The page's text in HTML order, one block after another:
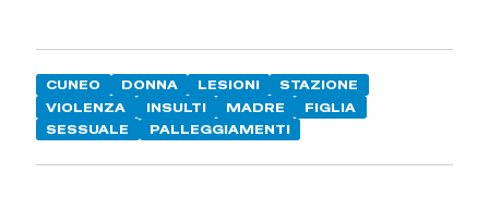
CUNEO DONNA LESIONI
STAZIONE
VIOLENZA
INSULTI MADRE
FIGLIA
SESSUALE
PALLEGGIAMENTI